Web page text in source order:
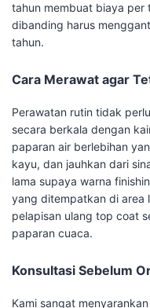
tahun membuat biaya per
dibanding harus
tahun.
Cara Merawat agar
Perawatan rutin tidak
secara berkala dengan
paparan air berlebihan
kayu, dan jauhkan dari
lama supaya warna
yang ditempatkan di area
pelapisan ulang top coat
paparan cuaca.
Konsultasi Sebelum
Kami sangat